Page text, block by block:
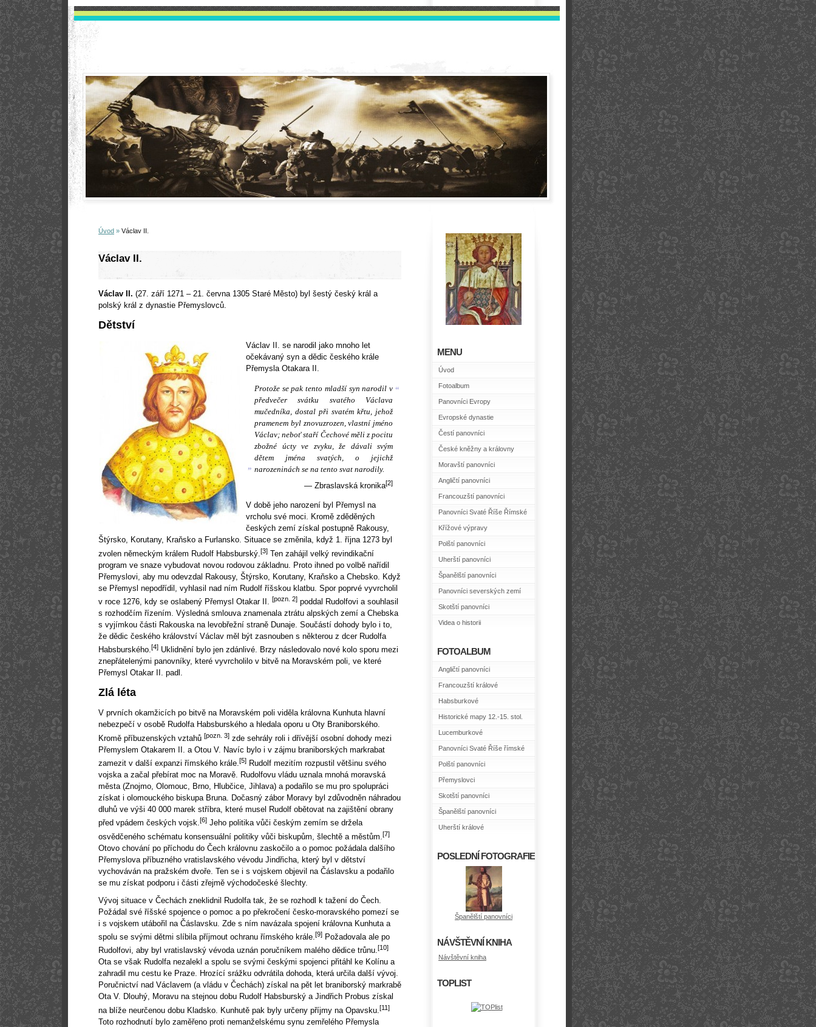
Úvod » Václav II.
Václav II.
Václav II. (27. září 1271 – 21. června 1305 Staré Město) byl šestý český král a
polský král z dynastie Přemyslovců.
Dětství
Václav II. se narodil jako mnoho let
očekávaný syn a dědic českého krále
Přemysla Otakara II.
„
Protože se pak tento mladší syn narodil v
předvečer svátku svatého Václava
mučedníka, dostal při svatém křtu, jehož
pramenem byl znovuzrozen, vlastní jméno
Václav; neboť staří Čechové měli z pocitu
zbožné úcty ve zvyku, že dávali svým
dětem jména svatých, o jejichž
narozeninách se na tento svat narodily.
“
— Zbraslavská kronika[2]
V době jeho narození byl Přemysl na
vrcholu své moci. Kromě zděděných
českých zemí získal postupně Rakousy,
Štýrsko, Korutany, Kraňsko a Furlansko. Situace se změnila, když 1. října 1273 byl
zvolen německým králem Rudolf Habsburský. [3] Ten zahájil velký revindikační
program ve snaze vybudovat novou rodovou základnu. Proto ihned po volbě nařídil
Přemyslovi, aby mu odevzdal Rakousy, Štýrsko, Korutany, Kraňsko a Chebsko. Když
se Přemysl nepodřídil, vyhlasil nad ním Rudolf říšskou klatbu. Spor poprvé vyvrcholil
v roce 1276, kdy se oslabený Přemysl Otakar II. [pozn. 2] poddal Rudolfovi a souhlasil
s rozhodčím řízením. Výsledná smlouva znamenala ztrátu alpských zemí a Chebska
s vyjímkou části Rakouska na levobřežní straně Dunaje. Součástí dohody bylo i to,
že dědic českého království Václav měl být zasnouben s některou z dcer Rudolfa
Habsburského.[4] Uklidnění bylo jen zdánlivé. Brzy následovalo nové kolo sporu mezi
znepřátelenými panovníky, které vyvrcholilo v bitvě na Moravském poli, ve které
Přemysl Otakar II. padl.
Zlá léta
V prvních okamžicích po bitvě na Moravském poli viděla královna Kunhuta hlavní
nebezpečí v osobě Rudolfa Habsburského a hledala oporu u Oty Braniborského.
Kromě příbuzenských vztahů [pozn. 3] zde sehrály roli i dřívější osobní dohody mezi
Přemyslem Otakarem II. a Otou V. Navíc bylo i v zájmu braniborských markrabat
zamezit v další expanzi římského krále.[5] Rudolf mezitím rozpustil většinu svého
vojska a začal přebírat moc na Moravě. Rudolfovu vládu uznala mnohá moravská
města (Znojmo, Olomouc, Brno, Hlubčice, Jihlava) a podařilo se mu pro spolupráci
získat i olomouckého biskupa Bruna. Dočasný zábor Moravy byl zdůvodněn náhradou
dluhů ve výši 40 000 marek stříbra, které musel Rudolf obětovat na zajištění obrany
před vpádem českých vojsk.[6] Jeho politika vůči českým zemím se držela
osvědčeného schématu konsensuální politiky vůči biskupům, šlechtě a městům. [7]
Otovo chování po příchodu do Čech královnu zaskočilo a o pomoc požádala dalšího
Přemyslova příbuzného vratislavského vévodu Jindřicha, který byl v dětství
vychováván na pražském dvoře. Ten se i s vojskem objevil na Čáslavsku a podařilo
se mu získat podporu i části zřejmě východočeské šlechty.
Vývoj situace v Čechách zneklidnil Rudolfa tak, že se rozhodl k tažení do Čech.
Požádal své říšské spojence o pomoc a po překročení česko-moravského pomezí se
i s vojskem utábořil na Čáslavsku. Zde s ním navázala spojení královna Kunhuta a
spolu se svými dětmi slíbila příjmout ochranu římského krále.[9] Požadovala ale po
Rudolfovi, aby byl vratislavský vévoda uznán poručníkem malého dědice trůnu.[10]
Ota se však Rudolfa nezalekl a spolu se svými českými spojenci přitáhl ke Kolínu a
zahradil mu cestu ke Praze. Hrozící srážku odvrátila dohoda, která určila další vývoj.
Poručnictví nad Václavem (a vládu v Čechách) získal na pět let braniborský markrabě
Ota V. Dlouhý, Moravu na stejnou dobu Rudolf Habsburský a Jindřich Probus získal
na blíže neurčenou dobu Kladsko. Kunhutě pak byly určeny příjmy na Opavsku. [11]
Toto rozhodnutí bylo zaměřeno proti nemanželskému synu zemřelého Přemysla
MENU
Úvod
Fotoalbum
Panovníci Evropy
Evropské dynastie
Čestí panovníci
České kněžny a královny
Moravští panovníci
Angličtí panovníci
Francouzští panovníci
Panovníci Svaté Říše Římské
Křížové výpravy
Polští panovníci
Uherští panovníci
Španělští panovníci
Panovníci severských zemí
Skotští panovníci
Videa o historii
FOTOALBUM
Angličtí panovníci
Francouzští králové
Habsburkové
Historické mapy 12.-15. stol.
Lucemburkové
Panovníci Svaté Říše římské
Polští panovníci
Přemyslovci
Skotští panovníci
Španělští panovníci
Uherští králové
POSLEDNÍ FOTOGRAFIE
Španělští panovníci
NÁVŠTĚVNÍ KNIHA
Návštěvní kniha
TOPLIST